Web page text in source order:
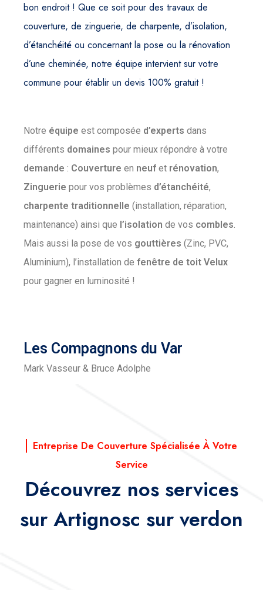
bon endroit ! Que ce soit pour des travaux de
couverture, de zinguerie, de charpente, d’isolation,
d’étanchéité ou concernant la pose ou la rénovation
d’une cheminée, notre équipe intervient sur votre
commune pour établir un devis 100% gratuit !
Notre équipe est composée d’experts dans
différents domaines pour mieux répondre à votre
demande : Couverture en neuf et rénovation,
Zinguerie pour vos problèmes d’étanchéité,
charpente traditionnelle (installation, réparation,
maintenance) ainsi que l’isolation de vos combles.
Mais aussi la pose de vos gouttières (Zinc, PVC,
Aluminium), l’installation de fenêtre de toit Velux
pour gagner en luminosité !
Les Compagnons du Var
Mark Vasseur & Bruce Adolphe
Entreprise De Couverture Spécialisée À Votre
Service
Découvrez nos services
sur Artignosc sur verdon